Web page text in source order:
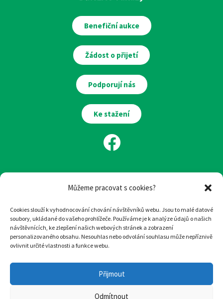
Můžeme pracovat s cookies?
Cookies slouží k vyhodnocování chování návštěvníků webu. Jsou to malé datové
soubory, ukládané do vašeho prohlížeče. Používáme je k analýze údajů o našich
návštěvnících, ke zlepšení našich webových stránek a zobrazení
personalizovaného obsahu. Nesouhlas nebo odvolání souhlasu může nepříznivě
ovlivnit určité vlastnosti a funkce webu.
Přijmout
Odmítnout
Benefiční aukce
Žádost o přijetí
Podporují nás
Ke stažení
© Hospic svatého Lazara, 2022
Tento web je chráněn před spamen pomocí reCAPTCHA od Google.
Ilustrace:Eva Chmelová
Designatvorba webu:woop.design